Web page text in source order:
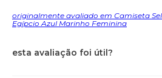
originalmente avaliado em Camiseta
Egípcio Azul Marinho Feminina
esta avaliação foi útil?